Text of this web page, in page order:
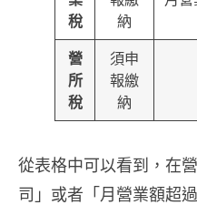
稅
納
營
所
稅
須申
報繳
納
從表格中可以看到，在
司」或者「月營業額超